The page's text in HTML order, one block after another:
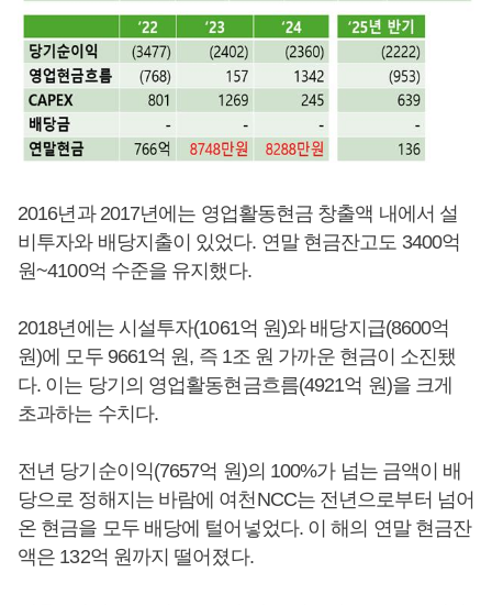
2016년과 2017년에는 영업활동현금 창출액 내에서 설
비투자와 배당지출이 있었다. 연말 현금잔고도 3400억
원~4100억 수준을 유지했다.
2018년에는 시설투자(1061억 원)와 배당지급(8600억
원)에 모두 9661억 원, 즉 1조 원 가까운 현금이 소진됐
다. 이는 당기의 영업활동현금흐름(4921억 원)을 크게
초과하는 수치다.
전년 당기순이익(7657억 원)의 100%가 넘는 금액이 배
당으로 정해지는 바람에 여천NCC는 전년으로부터 넘어
온 현금을 모두 배당에 털어넣었다. 이 해의 연말 현금잔
액은 132억 원까지 떨어졌다.